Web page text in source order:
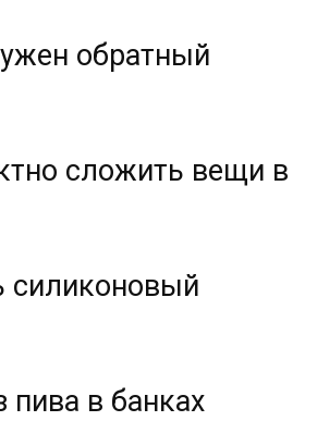
обратный
сложить вещи в
пива в банках